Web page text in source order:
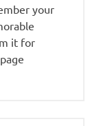
your
it for